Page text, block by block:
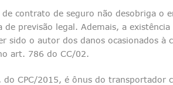
contrato de seguro não desobriga o
previsão legal. Ademais, a
sido o autor dos danos ocasionados à
art. 786 do CC/02.
CPC/2015, é ônus do transportador